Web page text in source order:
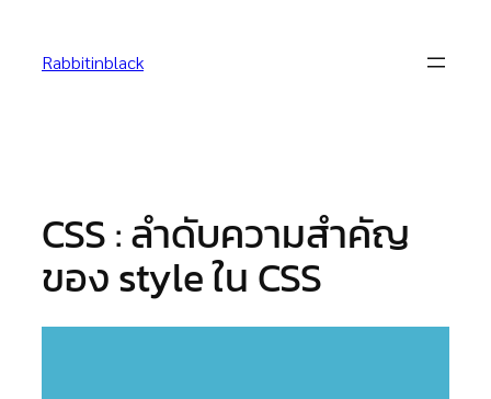
content
Rabbitinblack
CSS : ลำดับความสำคัญ
ของ style ใน CSS